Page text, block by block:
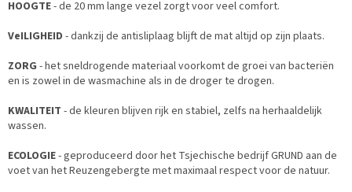
HOOGTE- de 20 mm lange vezel zorgt voor veel comfort.
VeILIGHEID - dankzij de antisliplaag blijft de mat altijd op zijn plaats.
ZORG - het sneldrogende materiaal voorkomt de groei van bacteriën
en is zowel in de wasmachine als in de droger te drogen.
KWALITEIT - de kleuren blijven rijk en stabiel, zelfs na herhaaldelijk
wassen.
ECOLOGIE- geproduceerd door het Tsjechische bedrijf GRUND aan de
voet van het Reuzengebergte met maximaal respect voor de natuur.